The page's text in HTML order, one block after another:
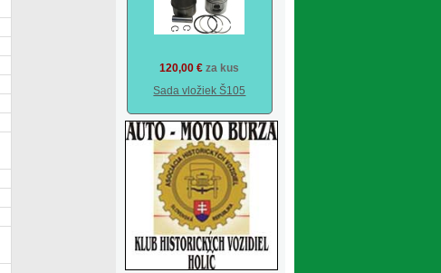
120,00 € za kus
Sada vložiek Š105